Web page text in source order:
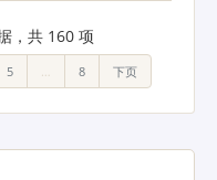
，共 160 项
5 … 8 下页